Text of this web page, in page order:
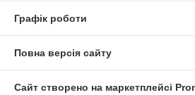
Графік роботи
Повна версія сайту
Сайт створено на маркетплейсі